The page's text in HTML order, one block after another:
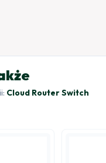
Cloud Router Switch